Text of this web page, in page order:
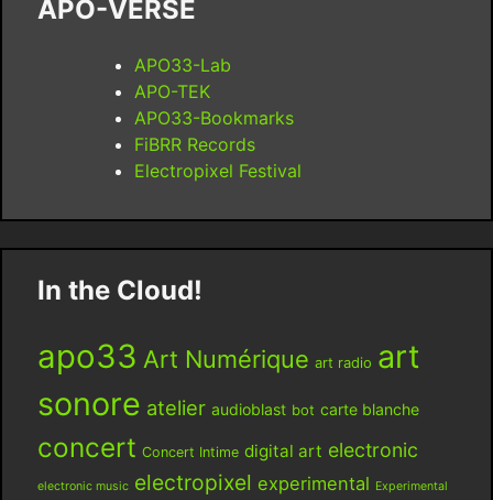
APO-VERSE
APO33-Lab
APO-TEK
APO33-Bookmarks
FiBRR Records
Electropixel Festival
In the Cloud!
apo33 Art Numérique art radio art
sonore atelier audioblast bot carte blanche
concert Concert Intime digital art electronic
electronic music electropixel experimental Experimental